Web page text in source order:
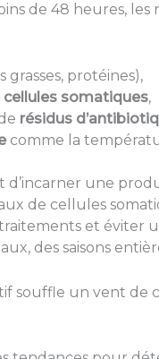
de 48 heures,
grasses, protéines),
cellules somatiques,
résidus
comme la
une
de cellules
et éviter
des saisons
souffle un vent de